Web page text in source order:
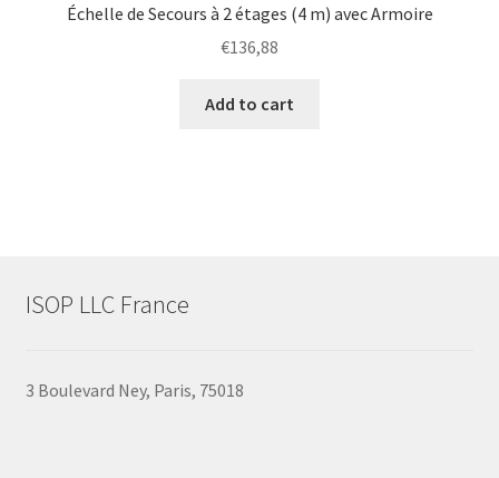
Échelle de Secours à 2 étages (4 m) avec Armoire
€136,88
Add to cart
ISOP LLC France
3 Boulevard Ney, Paris, 75018